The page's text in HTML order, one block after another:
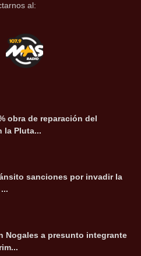
al:
obra de reparación del
la Pluta...
sanciones por invadir la
Nogales a presunto integrante